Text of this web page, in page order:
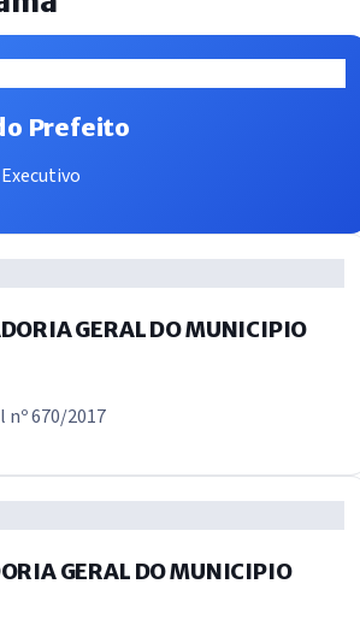
Prefeito
GERAL DO MUNICIPIO
nº 670/2017
GERAL DO MUNICIPIO